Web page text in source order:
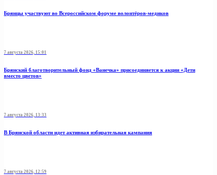
Брянцы участвуют во Всероссийском форуме волонтёров-медиков
7 августа 2026, 15:01
Брянский благотворительный фонд «Ванечка» присоединяется к акции «Дети
вместо цветов»
7 августа 2026, 13:33
В Брянской области идет активная избирательная кампания
7 августа 2026, 12:59